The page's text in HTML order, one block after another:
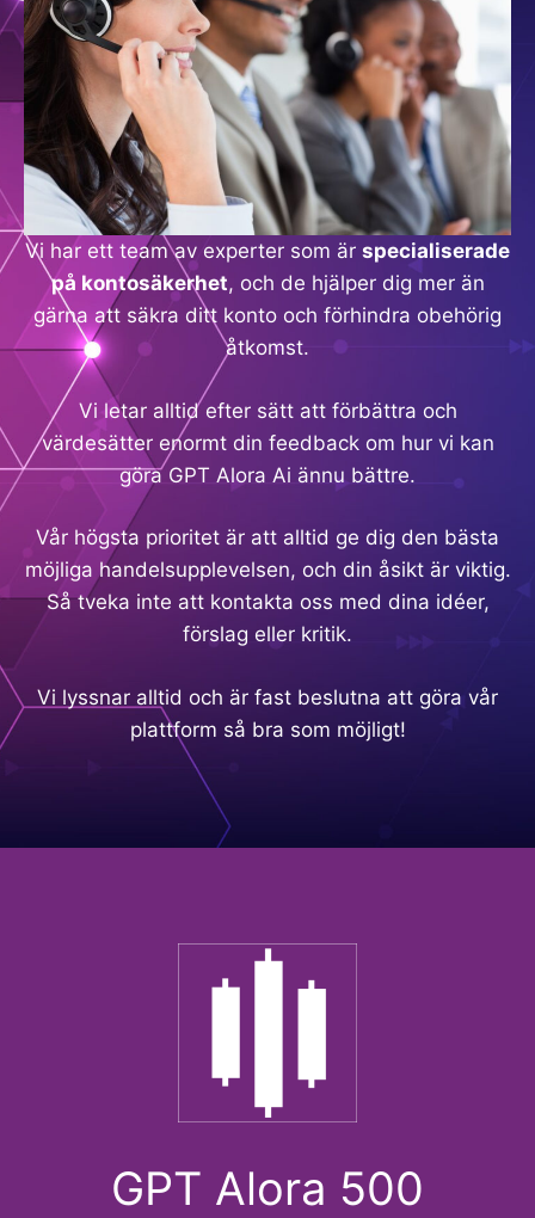
Vi har ett team av experter som är specialiserade
på kontosäkerhet, och de hjälper dig mer än
gärna att säkra ditt konto och förhindra obehörig
åtkomst.
Vi letar alltid efter sätt att förbättra och
värdesätter enormt din feedback om hur vi kan
göra GPT Alora Ai ännu bättre.
Vår högsta prioritet är att alltid ge dig den bästa
möjliga handelsupplevelsen, och din åsikt är viktig.
Så tveka inte att kontakta oss med dina idéer,
förslag eller kritik.
Vi lyssnar alltid och är fast beslutna att göra vår
plattform så bra som möjligt!
GPT Alora 500